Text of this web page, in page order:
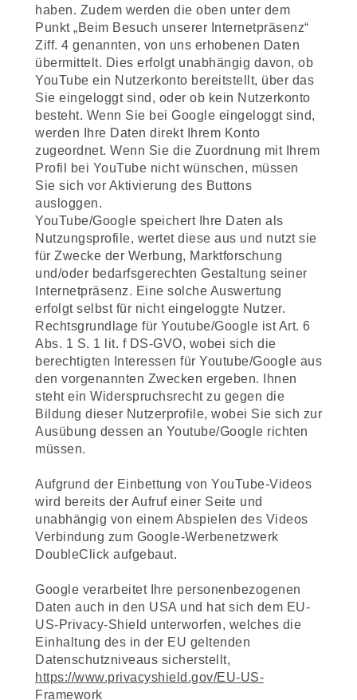
haben. Zudem werden die oben unter dem
Punkt „Beim Besuch unserer Internetpräsenz“
Ziff. 4 genannten, von uns erhobenen Daten
übermittelt. Dies erfolgt unabhängig davon, ob
YouTube ein Nutzerkonto bereitstellt, über das
Sie eingeloggt sind, oder ob kein Nutzerkonto
besteht. Wenn Sie bei Google eingeloggt sind,
werden Ihre Daten direkt Ihrem Konto
zugeordnet. Wenn Sie die Zuordnung mit Ihrem
Profil bei YouTube nicht wünschen, müssen
Sie sich vor Aktivierung des Buttons
auslоggen.
YouTube/Google speichert Ihre Daten als
Nutzungsprofile, wertet diese aus und nutzt sie
für Zwecke der Werbung, Marktforschung
und/oder bedarfsgerechten Gestaltung seiner
Internetpräsenz. Eine solche Auswertung
erfolgt selbst für nicht eingeloggte Nutzer.
Rechtsgrundlage für Youtube/Google ist Art. 6
Abs. 1 S. 1 lit. f DS-GVO, wobei sich die
berechtigten Interessen für Youtube/Google aus
den vorgenannten Zwecken ergeben. Ihnen
steht ein Widerspruchsrecht zu gegen die
Bildung dieser Nutzerprofile, wobei Sie sich zur
Ausübung dessen an Youtube/Google richten
müssen.
Aufgrund der Einbettung von YouTube-Videos
wird bereits der Aufruf einer Seite und
unabhängig von einem Abspielen des Videos
Verbindung zum Google-Werbenetzwerk
DoubleClick aufgebaut.
Google verarbeitet Ihre personenbezogenen
Daten auch in den USA und hat sich dem EU-
US-Privacy-Shield unterworfen, welches die
Einhaltung des in der EU geltenden
Datenschutzniveaus sicherstellt,
https://www.privacyshield.gov/EU-US-
Framework